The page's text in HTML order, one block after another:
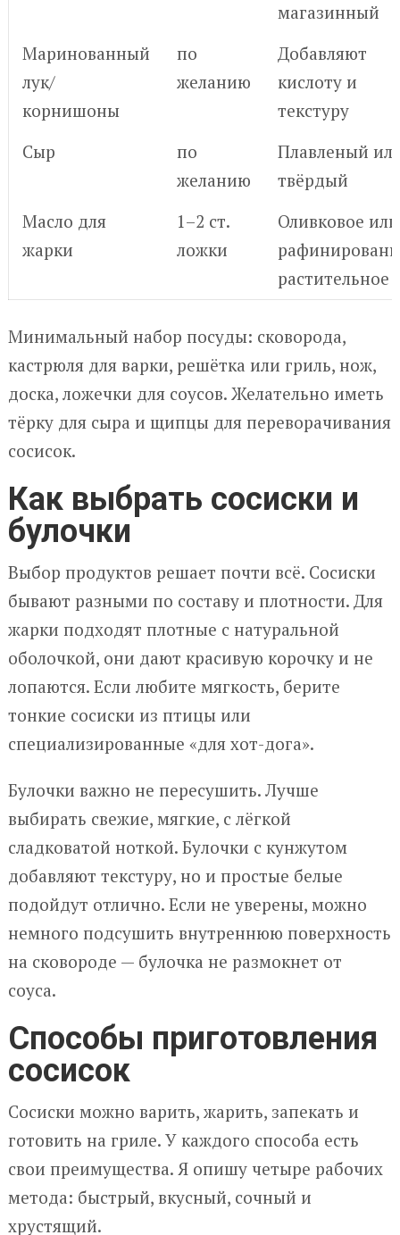
магазинный
Маринованный
лук/
корнишоны
по
желанию
Добавляют
кислоту и
текстуру
Сыр
по
желанию
Плавленый
твёрдый
Масло для
жарки
1–2 ст.
ложки
Оливковое или
растительное
Минимальный набор посуды: сковорода,
кастрюля для варки, решётка или гриль, нож,
доска, ложечки для соусов. Желательно иметь
тёрку для сыра и щипцы для переворачивания
сосисок.
Как выбрать сосиски и
булочки
Выбор продуктов решает почти всё. Сосиски
бывают разными по составу и плотности. Для
жарки подходят плотные с натуральной
оболочкой, они дают красивую корочку и не
лопаются. Если любите мягкость, берите
тонкие сосиски из птицы или
специализированные «для хот-дога».
Булочки важно не пересушить. Лучше
выбирать свежие, мягкие, с лёгкой
сладковатой ноткой. Булочки с кунжутом
добавляют текстуру, но и простые белые
подойдут отлично. Если не уверены, можно
немного подсушить внутреннюю поверхность
на сковороде — булочка не размокнет от
соуса.
Способы приготовления
сосисок
Сосиски можно варить, жарить, запекать и
готовить на гриле. У каждого способа есть
свои преимущества. Я опишу четыре рабочих
метода: быстрый, вкусный, сочный и
хрустящий.